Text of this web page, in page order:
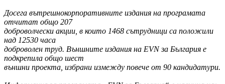
Досега вътрешнокорпоративните издания на програмата
отчитат общо 207
доброволчески акции, в които 1468 сътрудници са положили
над 12530 часа
доброволен труд. Външните издания на EVN за България е
подкрепила общо шест
външни проекта, избрани измежду повече от 90 кандидатури.